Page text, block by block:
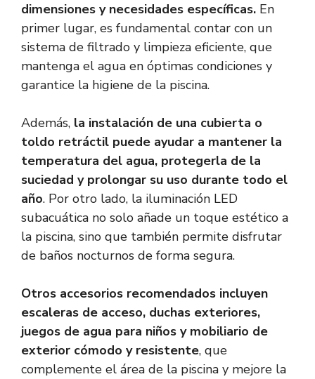
dimensiones y necesidades específicas. En
primer lugar, es fundamental contar con un
sistema de filtrado y limpieza eficiente, que
mantenga el agua en óptimas condiciones y
garantice la higiene de la piscina.
Además, la instalación de una cubierta o
toldo retráctil puede ayudar a mantener la
temperatura del agua, protegerla de la
suciedad y prolongar su uso durante todo el
año. Por otro lado, la iluminación LED
subacuática no solo añade un toque estético a
la piscina, sino que también permite disfrutar
de baños nocturnos de forma segura.
Otros accesorios recomendados incluyen
escaleras de acceso, duchas exteriores,
juegos de agua para niños y mobiliario de
exterior cómodo y resistente, que
complemente el área de la piscina y mejore la